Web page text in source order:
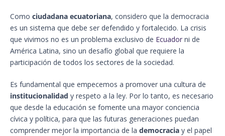
Como ciudadana ecuatoriana, considero que la democracia
es un sistema que debe ser defendido y fortalecido. La crisis
que vivimos no es un problema exclusivo de Ecuador ni de
América Latina, sino un desafío global que requiere la
participación de todos los sectores de la sociedad.
Es fundamental que empecemos a promover una cultura de
institucionalidad y respeto a la ley. Por lo tanto, es necesario
que desde la educación se fomente una mayor conciencia
cívica y política, para que las futuras generaciones puedan
comprender mejor la importancia de la democracia y el papel